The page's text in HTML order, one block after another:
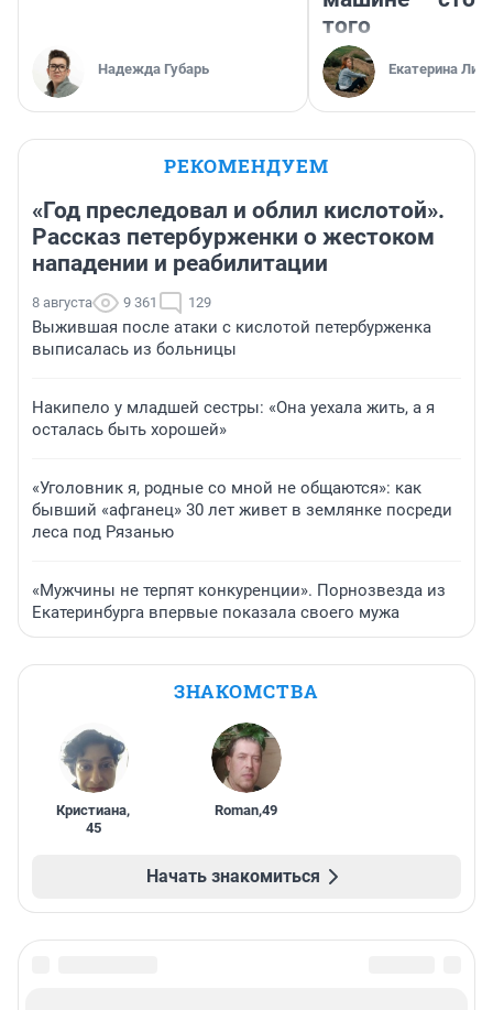
Надежда Губарь
того
Екатерина
РЕКОМЕНДУЕМ
«Год преследовал и облил кислотой».
Рассказ петербурженки о жестоком
нападении и реабилитации
8 августа 9 361 129
Выжившая после атаки с кислотой петербурженка
выписалась из больницы
Накипело у младшей сестры: «Она уехала жить, а я
осталась быть хорошей»
«Уголовник я, родные со мной не общаются»: как
бывший «афганец» 30 лет живет в землянке посреди
леса под Рязанью
«Мужчины не терпят конкуренции». Порнозвезда из
Екатеринбурга впервые показала своего мужа
ЗНАКОМСТВА
Кристиана,
45
Roman,49
Начать знакомиться